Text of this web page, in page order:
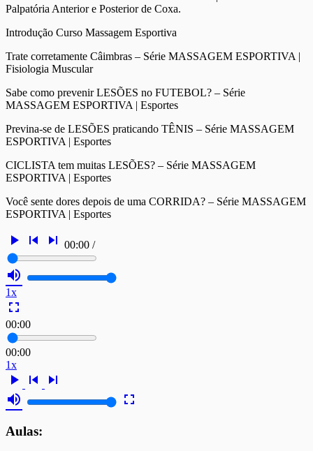
Palpatória Anterior e Posterior de Coxa.
Introdução Curso Massagem Esportiva
Trate corretamente Câimbras – Série MASSAGEM ESPORTIVA |
Fisiologia Muscular
Sabe como prevenir LESÕES no FUTEBOL? – Série
MASSAGEM ESPORTIVA | Esportes
Previna-se de LESÕES praticando TÊNIS – Série MASSAGEM
ESPORTIVA | Esportes
CICLISTA tem muitas LESÕES? – Série MASSAGEM
ESPORTIVA | Esportes
Você sente dores depois de uma CORRIDA? – Série MASSAGEM
ESPORTIVA | Esportes
play_arrow skip_previous skip_next 00:00 /
volume_up
1x
fullscreen
00:00
00:00
1x
play_arrow skip_previous
skip_next
volume_up
fullscreen
Aulas: